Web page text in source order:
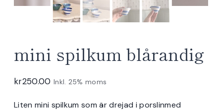
mini spilkum blårandig
kr250.00 Inkl. 25% moms
Liten mini spilkum som är drejad i porslinmed